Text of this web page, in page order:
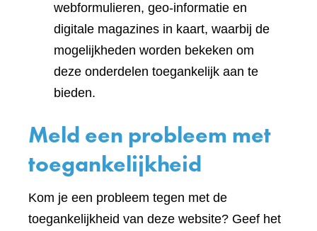
webformulieren, geo-informatie en
digitale magazines in kaart, waarbij de
mogelijkheden worden bekeken om
deze onderdelen toegankelijk aan te
bieden.
Meld een probleem met
toegankelijkheid
Kom je een probleem tegen met de
toegankelijkheid van deze website? Geef het